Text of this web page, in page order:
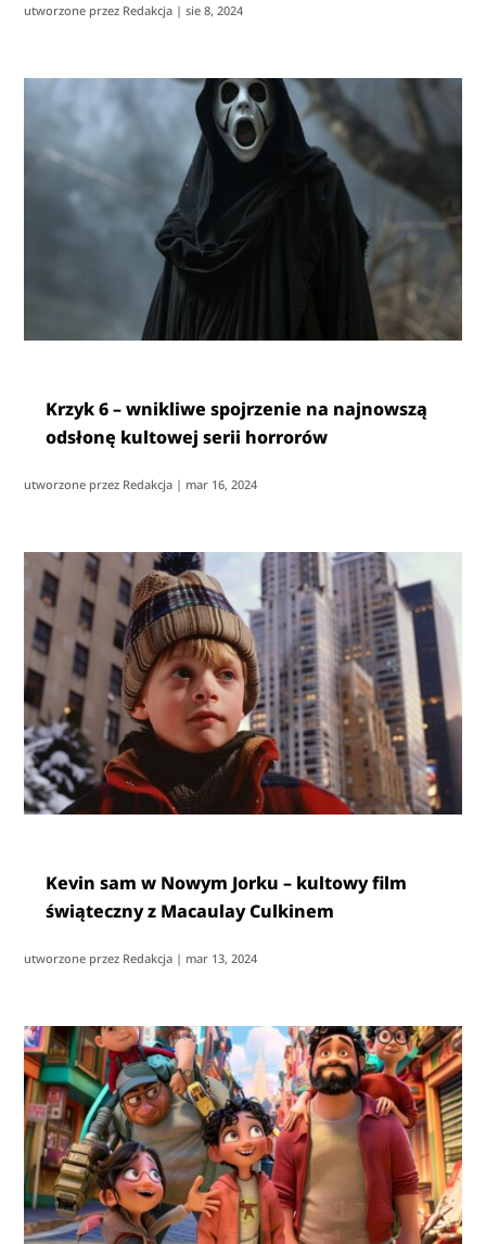
utworzone przez Redakcja |sie 8, 2024
Krzyk 6 – wnikliwe spojrzenie na najnowszą
odsłonę kultowej serii horrorów
utworzone przez Redakcja | mar 16, 2024
Kevin sam w Nowym Jorku – kultowy film
świąteczny z Macaulay Culkinem
utworzone przez Redakcja | mar 13, 2024